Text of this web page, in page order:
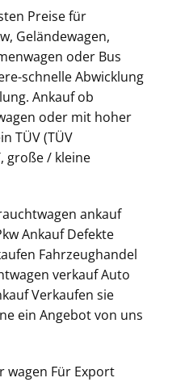
Preise für
Geländewagen,
oder Bus
schnelle Abwicklung
Ankauf ob
oder mit hoher
TÜV (TÜV
große / kleine
ankauf
Ankauf Defekte
Fahrzeughandel
verkauf Auto
Verkaufen sie
ein Angebot von uns
wagen Für Export